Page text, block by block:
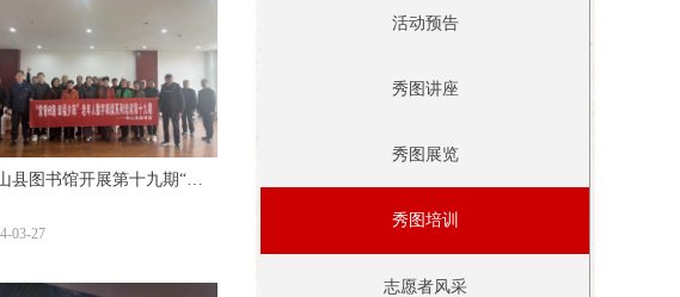
县图书馆开展第十九期“常
03-27
活动预告
秀图讲座
秀图展览
秀图培训
志愿者风采